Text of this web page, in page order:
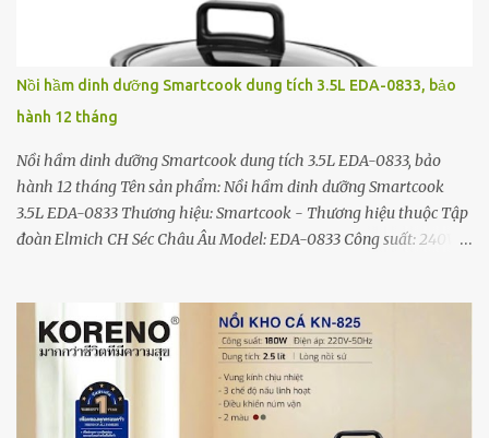
(bỏ 2 ngăn nhỏ, có thể dùng làm cặp lồng đựng phở, cháo...), 1
ngăn đựng thức ăn, 1 ngăn đựng canh nóng - Chất liệu inox 304 - 3
lớp giúp cách nhiệt & giữ nhiệt tốt. - Cặp lồng cơm giữ nhiệt là lựa
chọn hoàn hảo cho bữa trưa công sở/ván phòng của chị em phụ
nữ. - Cặp lồng có doăng silicon giúp xoay vặ...
Nồi hầm dinh dưỡng Smartcook dung tích 3.5L EDA-0833, bảo
hành 12 tháng
Nồi hầm dinh dưỡng Smartcook dung tích 3.5L EDA-0833, bảo
hành 12 tháng Tên sản phẩm: Nồi hầm dinh dưỡng Smartcook
3.5L EDA-0833 Thương hiệu: Smartcook - Thương hiệu thuộc Tập
đoàn Elmich CH Séc Châu Âu Model: EDA-0833 Công suất: 240W
ceramic, thân vỏ Inox Kích thước: 24 x 29 x 38 (cm) Trọng lượng
sản phẩm: 4.2g Sản xuất tại: Trung Quốc Bảo hành 12 tháng
chính hãng Đặc điểm nổi bật - Lõi sứ ceramic an toàn sức khỏe -
Chống dính, chống trào tuyệt đối - Vỏ bằng thép không gỉ bền
đẹp - An toàn, tiết kiệm điện tối đa - Nấu cháo dinh dưỡng cho bé